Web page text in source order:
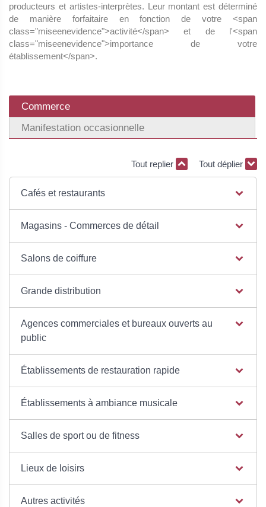
producteurs et artistes-interprètes. Leur montant est déterminé
de manière forfaitaire en fonction de votre <span
class="miseenevidence">activité</span> et de l'<span
class="miseenevidence">importance de votre
établissement</span>.
Commerce
Manifestation occasionnelle
Tout replier Tout déplier
Cafés et restaurants
Magasins - Commerces de détail
Salons de coiffure
Grande distribution
Agences commerciales et bureaux ouverts au
public
Établissements de restauration rapide
Établissements à ambiance musicale
Salles de sport ou de fitness
Lieux de loisirs
Autres activités